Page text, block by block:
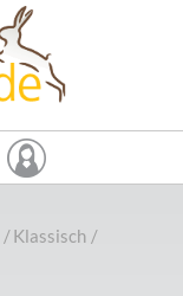
/Klassisch /